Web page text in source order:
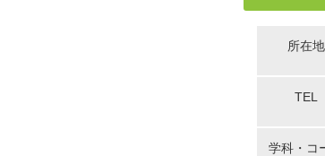
所在地
TEL
学科・コ